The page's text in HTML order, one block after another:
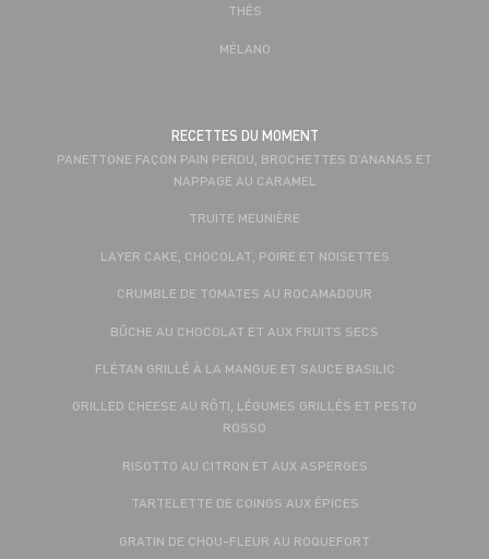
THÉS
MÉLANO
RECETTES DU MOMENT
PANETTONE FAÇON PAIN PERDU, BROCHETTES D’ANANAS ET
NAPPAGE AU CARAMEL
TRUITE MEUNIÈRE
LAYER CAKE, CHOCOLAT, POIRE ET NOISETTES
CRUMBLE DE TOMATES AU ROCAMADOUR
BÛCHE AU CHOCOLAT ET AUX FRUITS SECS
FLÉTAN GRILLÉ À LA MANGUE ET SAUCE BASILIC
GRILLED CHEESE AU RÔTI, LÉGUMES GRILLÉS ET PESTO
ROSSO
RISOTTO AU CITRON ET AUX ASPERGES
TARTELETTE DE COINGS AUX ÉPICES
GRATIN DE CHOU-FLEUR AU ROQUEFORT